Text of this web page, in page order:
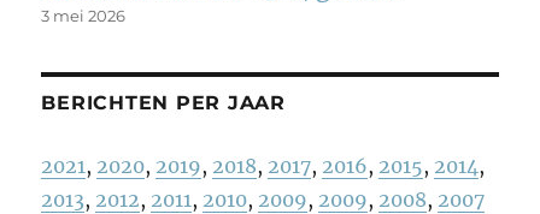
3 mei 2026
BERICHTEN PER JAAR
2021, 2020, 2019, 2018, 2017, 2016, 2015, 2014,
2013, 2012, 2011, 2010, 2009, 2009, 2008, 2007